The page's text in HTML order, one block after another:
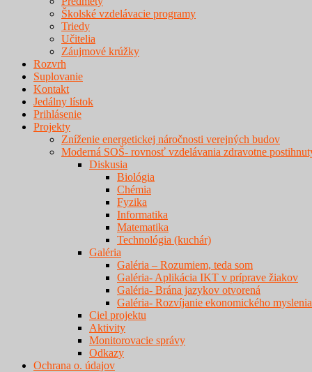
Školské vzdelávacie programy
Triedy
Učitelia
Záujmové krúžky
Rozvrh
Suplovanie
Kontakt
Jedálny lístok
Prihlásenie
Projekty
Zníženie energetickej náročnosti verejných budov
Moderná SOŠ- rovnosť vzdelávania zdravotne
Diskusia
Biológia
Chémia
Fyzika
Informatika
Matematika
Technológia (kuchár)
Galéria
Galéria – Rozumiem, teda som
Galéria- Aplikácia IKT v príprave žiakov
Galéria- Brána jazykov otvorená
Galéria- Rozvíjanie ekonomického myslenia
Ciel projektu
Aktivity
Monitorovacie správy
Odkazy
Ochrana o. údajov